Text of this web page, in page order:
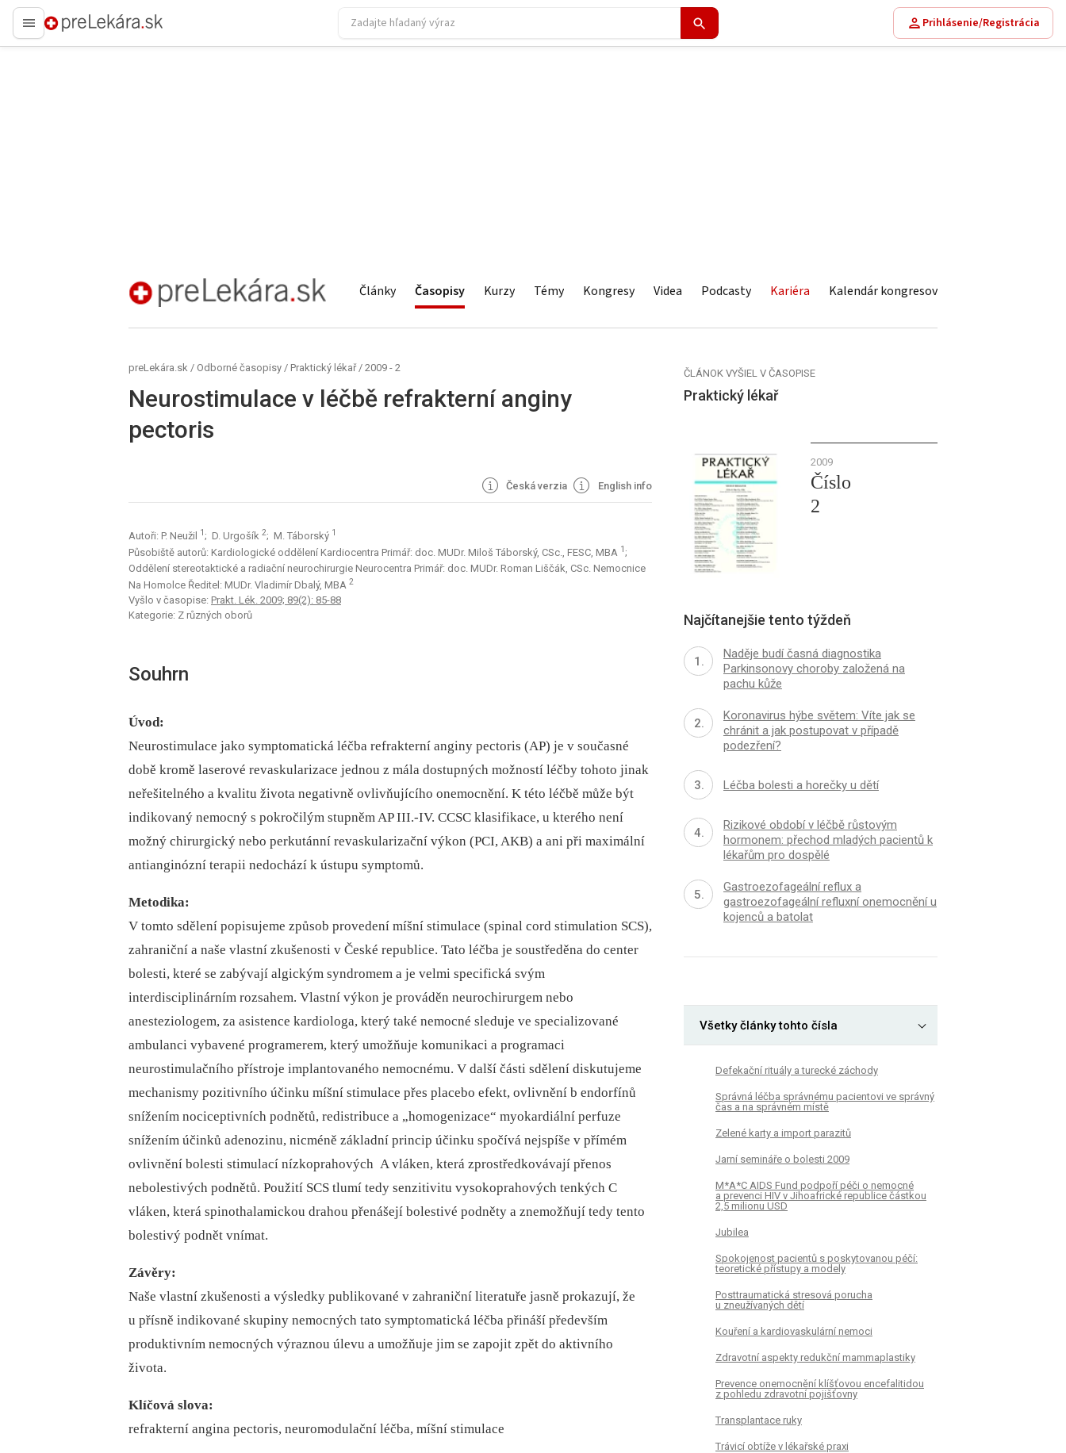
preLekára.sk
Prihlásenie/Registrácia
preLekára.sk Články Časopisy Kurzy Témy Kongresy Videa Podcasty Kariéra Kalendár kongresov
preLekára.sk / Odborné časopisy / Praktický lékař / 2009 - 2
Neurostimulace v léčbě refrakterní anginy
pectoris
Česká verzia English info
Autoři: P. Neužil 1 ; D. Urgošík 2; M. Táborský 1
Působiště autorů: Kardiologické oddělení Kardiocentra Primář: doc. MUDr. Miloš Táborský, CSc., FESC, MBA 1 ;
Oddělení stereotaktické a radiační neurochirurgie Neurocentra Primář: doc. MUDr. Roman Liščák, CSc. Nemocnice
Na Homolce Ředitel: MUDr. Vladimír Dbalý, MBA 2
Vyšlo v časopise: Prakt. Lék. 2009; 89(2): 85-88
Kategorie: Z různých oborů
Souhrn
Úvod:
Neurostimulace jako symptomatická léčba refrakterní anginy pectoris (AP) je v současné
době kromě laserové revaskularizace jednou z mála dostupných možností léčby tohoto jinak
neřešitelného a kvalitu života negativně ovlivňujícího onemocnění. K této léčbě může být
indikovaný nemocný s pokročilým stupněm AP III.-IV. CCSC klasifikace, u kterého není
možný chirurgický nebo perkutánní revaskularizační výkon (PCI, AKB) a ani při maximální
antianginózní terapii nedochází k ústupu symptomů.
Metodika:
V tomto sdělení popisujeme způsob provedení míšní stimulace (spinal cord stimulation SCS),
zahraniční a naše vlastní zkušenosti v České republice. Tato léčba je soustředěna do center
bolesti, které se zabývají algickým syndromem a je velmi specifická svým
interdisciplinárním rozsahem. Vlastní výkon je prováděn neurochirurgem nebo
anesteziologem, za asistence kardiologa, který také nemocné sleduje ve specializované
ambulanci vybavené programerem, který umožňuje komunikaci a programaci
neurostimulačního přístroje implantovaného nemocnému. V další části sdělení diskutujeme
mechanismy pozitivního účinku míšní stimulace přes placebo efekt, ovlivnění b endorfínů
snížením nociceptivních podnětů, redistribuce a „homogenizace“ myokardiální perfuze
snížením účinků adenozinu, nicméně základní princip účinku spočívá nejspíše v přímém
ovlivnění bolesti stimulací nízkoprahových A vláken, která zprostředkovávají přenos
nebolestivých podnětů. Použití SCS tlumí tedy senzitivitu vysokoprahových tenkých C
vláken, která spinothalamickou drahou přenášejí bolestivé podněty a znemožňují tedy tento
bolestivý podnět vnímat.
Závěry:
Naše vlastní zkušenosti a výsledky publikované v zahraniční literatuře jasně prokazují, že
u přísně indikované skupiny nemocných tato symptomatická léčba přináší především
produktivním nemocných výraznou úlevu a umožňuje jim se zapojit zpět do aktivního
života.
Klíčová slova:
refrakterní angina pectoris, neuromodulační léčba, míšní stimulace
ČLÁNOK VYŠIEL V ČASOPISE
Praktický lékař
2009
Číslo
2
Najčítanejšie tento týždeň
Naděje budí časná diagnostika
Parkinsonovy choroby založená na
pachu kůže
Koronavirus hýbe světem: Víte jak se
chránit a jak postupovat v případě
podezření?
Léčba bolesti a horečky u dětí
Rizikové období v léčbě růstovým
hormonem: přechod mladých pacientů k
lékařům pro dospělé
Gastroezofageální reflux a
gastroezofageální refluxní onemocnění u
kojenců a batolat
Všetky články tohto čísla
Defekační rituály a turecké záchody
Správná léčba správnému pacientovi ve správný
čas a na správném místě
Zelené karty a import parazitů
Jarní semináře o bolesti 2009
M*A*C AIDS Fund podpoří péči o nemocné
a prevenci HIV v Jihoafrické republice částkou
2,5 milionu USD
Jubilea
Spokojenost pacientů s poskytovanou péčí:
teoretické přístupy a modely
Posttraumatická stresová porucha
u zneužívaných dětí
Kouření a kardiovaskulární nemoci
Zdravotní aspekty redukční mammaplastiky
Prevence onemocnění klíšťovou encefalitidou
z pohledu zdravotní pojišťovny
Transplantace ruky
Trávicí obtíže v lékařské praxi